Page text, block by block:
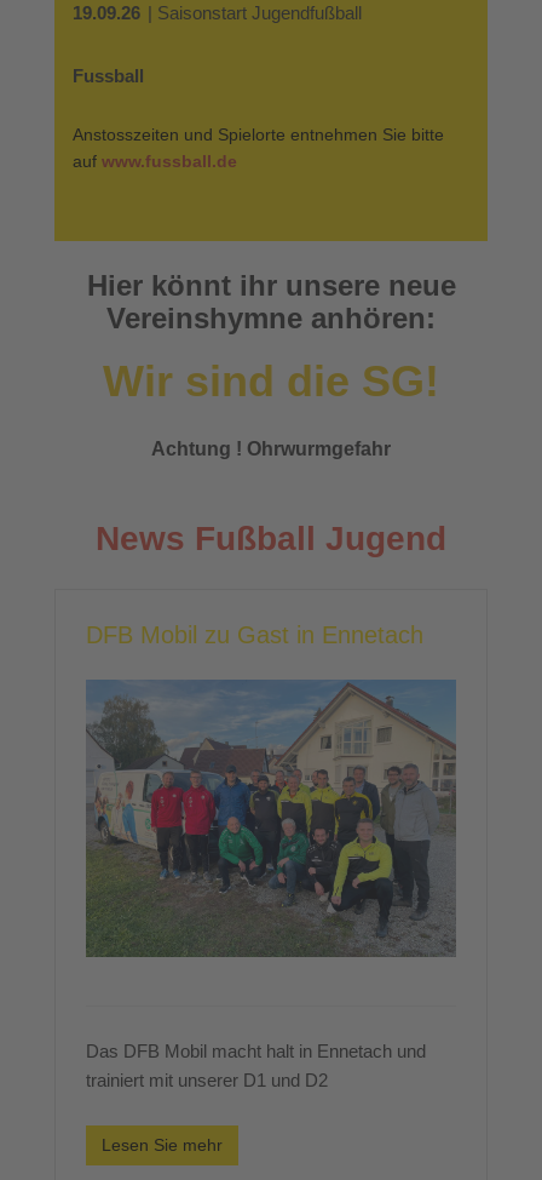
19.09.26 | Saisonstart Jugendfußball
Fussball
Anstosszeiten und Spielorte entnehmen Sie bitte
auf www.fussball.de
Hier könnt ihr unsere neue
Vereinshymne anhören:
Wir sind die SG!
Achtung ! Ohrwurmgefahr
News Fußball Jugend
DFB Mobil zu Gast in Ennetach
Das DFB Mobil macht halt in Ennetach und
trainiert mit unserer D1 und D2
Lesen Sie mehr